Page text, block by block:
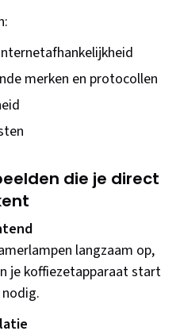
merken en protocollen
die je direct
langzaam op,
je koffiezetapparaat start